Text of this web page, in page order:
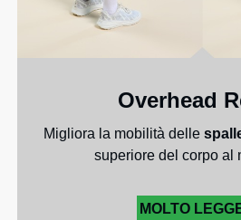
Overhead
Migliora la mobilità delle
superiore del corpo al
MOLTO